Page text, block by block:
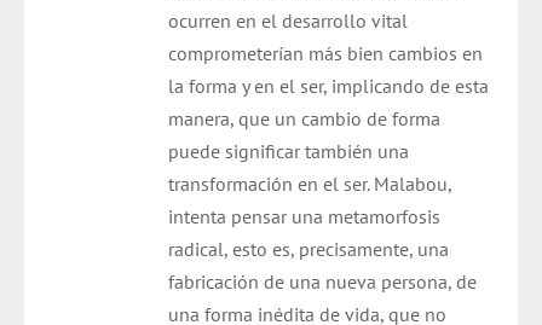
ocurren en el desarrollo vital
comprometerían más bien cambios en
la forma y en el ser, implicando de esta
manera, que un cambio de forma
puede significar también una
transformación en el ser. Malabou,
intenta pensar una metamorfosis
radical, esto es, precisamente, una
fabricación de una nueva persona, de
una forma inédita de vida, que no